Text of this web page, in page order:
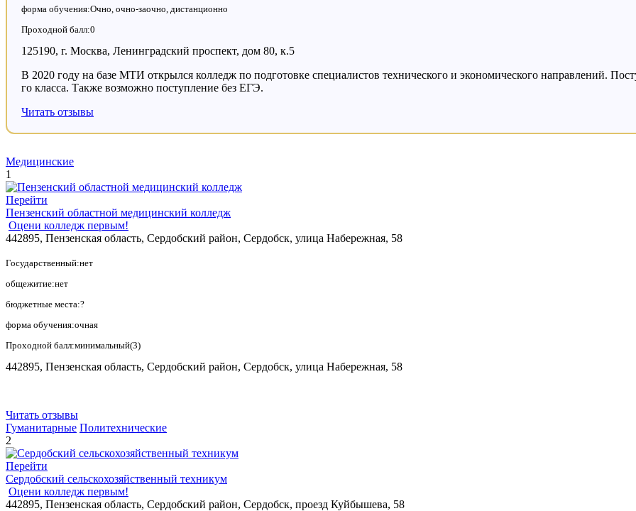
форма обучения:Очно, очно-заочно, дистанционно
Проходной балл:0
125190, г. Москва, Ленинградский проспект, дом 80, к.5
В 2020 году на базе МТИ открылся колледж по подготовке специалистов технического и экономического направлений.
го класса. Также возможно поступление без ЕГЭ.
Читать отзывы
Медицинские
1
Перейти
Пензенский областной медицинский колледж
Оцени колледж первым!
442895, Пензенская область, Сердобский район, Сердобск, улица Набережная, 58
Государственный:нет
общежитие:нет
бюджетные места:?
форма обучения:очная
Проходной балл:минимальный(3)
442895, Пензенская область, Сердобский район, Сердобск, улица Набережная, 58
Читать отзывы
Гуманитарные Политехнические
2
Перейти
Сердобский сельскохозяйственный техникум
Оцени колледж первым!
442895, Пензенская область, Сердобский район, Сердобск, проезд Куйбышева, 58